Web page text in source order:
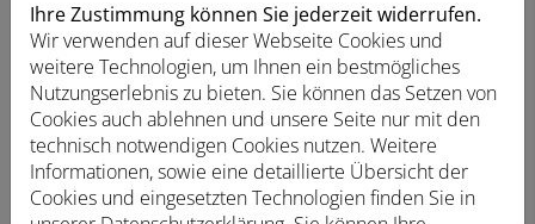
Bildquelle: Geberit
Ihre Zustimmung können Sie jederzeit widerrufen.
Wir verwenden auf dieser Webseite Cookies und
weitere Technologien, um Ihnen ein bestmögliches
Nutzungserlebnis zu bieten. Sie können das Setzen von
Cookies auch ablehnen und unsere Seite nur mit den
technisch notwendigen Cookies nutzen. Weitere
Informationen, sowie eine detaillierte Übersicht der
Cookies und eingesetzten Technologien finden Sie in